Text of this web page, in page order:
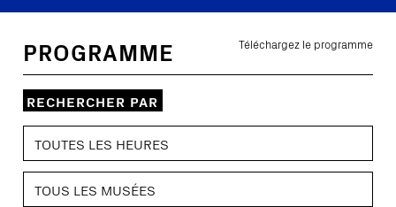
PROGRAMME Téléchargez le programme
RECHERCHER PAR